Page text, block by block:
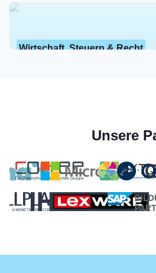
Wirtschaft, Steuern & Recht
Unsere